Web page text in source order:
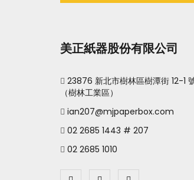
美正紙器股份有限公司
23876 新北市樹林區樹潭街 12-1
（樹林工業區）
ian207@mjpaperbox.com
02 2685 1443 # 207
02 2685 1010